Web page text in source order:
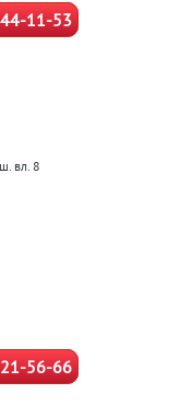
11-53
вл. 8
56-66